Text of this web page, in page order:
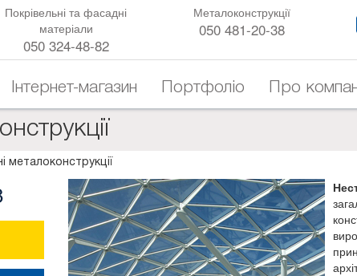
Покрівельні та фасадні
матеріали
050 324-48-82
Металоконструкції
050 481-20-38
Інтернет-магазин Портфоліо Про
металоконструкції